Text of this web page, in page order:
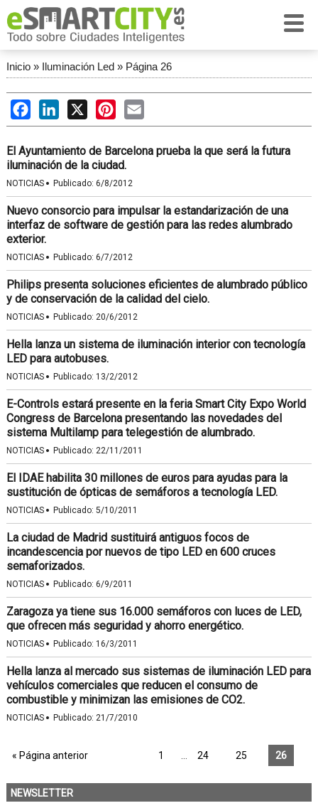
Inicio» Iluminación Led» Página 26
FacebookLinkedIn
X PinterestEmail
El Ayuntamiento de Barcelona prueba la que será la futura
iluminación de la ciudad.
NOTICIAS · Publicado: 6/8/2012
Nuevo consorcio para impulsar la estandarización de una
interfaz de software de gestión para las redes alumbrado
exterior.
NOTICIAS · Publicado: 6/7/2012
Philips presenta soluciones eficientes de alumbrado público
y de conservación de la calidad del cielo.
NOTICIAS · Publicado: 20/6/2012
Hella lanza un sistema de iluminación interior con tecnología
LED para autobuses.
NOTICIAS · Publicado: 13/2/2012
E-Controls estará presente en la feria Smart City Expo World
Congress de Barcelona presentando las novedades del
sistema Multilamp para telegestión de alumbrado.
NOTICIAS · Publicado: 22/11/2011
El IDAE habilita 30 millones de euros para ayudas para la
sustitución de ópticas de semáforos a tecnología LED.
NOTICIAS · Publicado: 5/10/2011
La ciudad de Madrid sustituirá antiguos focos de
incandescencia por nuevos de tipo LED en 600 cruces
semaforizados.
NOTICIAS · Publicado: 6/9/2011
Zaragoza ya tiene sus 16.000 semáforos con luces de LED,
que ofrecen más seguridad y ahorro energético.
NOTICIAS · Publicado: 16/3/2011
Hella lanza al mercado sus sistemas de iluminación LED para
vehículos comerciales que reducen el consumo de
combustible y minimizan las emisiones de CO2.
NOTICIAS · Publicado: 21/7/2010
« Página anterior 1 24 25 26
NEWSLETTER